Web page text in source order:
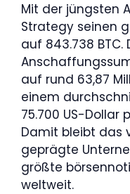
Mit der jüngsten
Strategy seinen
auf 843.738
auf rund 63,87
einem
75.700 US-Dollar
Damit bleibt das
geprägte
größte
weltweit.